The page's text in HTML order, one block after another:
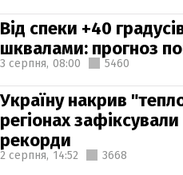
Від спеки +40
шквалами: прогноз
3 серпня, 08:00 5460
Україну накрив
регіонах
рекорди
2 серпня, 14:52 3668